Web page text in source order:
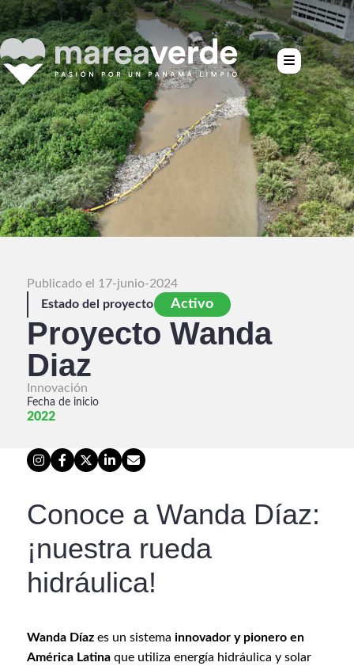
Publicado el 17-junio-2024
Estado del proyecto
Activo
Proyecto Wanda
Diaz
Innovación
Fecha de inicio
2022
Conoce a Wanda Díaz:
¡nuestra rueda
hidráulica!
Wanda Díazes un sistema innovador y pionero en
América Latinaque utiliza energía hidráulica y solar